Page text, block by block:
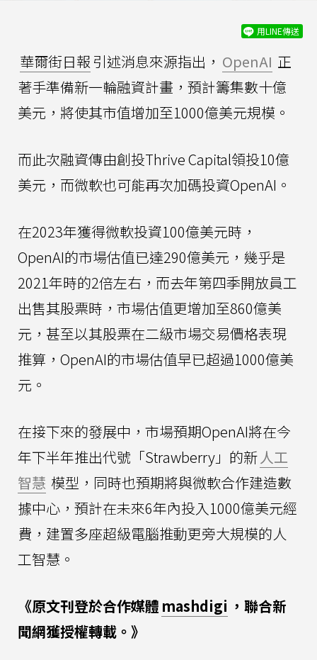
用LINE傳送
華爾街日報 引述消息來源指出， OpenAI 正
著手準備新一輪融資計畫，預計籌集數十億
美元，將使其市值增加至1000億美元規模。
而此次融資傳由創投Thrive Capital領投10億
美元，而微軟也可能再次加碼投資OpenAI。
在2023年獲得微軟投資100億美元時，
OpenAI的市場估值已達290億美元，幾乎是
2021年時的2倍左右，而去年第四季開放員工
出售其股票時，市場估值更增加至860億美
元，甚至以其股票在二級市場交易價格表現
推算，OpenAI的市場估值早已超過1000億美
元。
在接下來的發展中，市場預期OpenAI將在今
年下半年推出代號「Strawberry」的新人工
智慧 模型，同時也預期將與微軟合作建造數
據中心，預計在未來6年內投入1000億美元經
費，建置多座超級電腦推動更旁大規模的人
工智慧。
《原文刊登於合作媒體 mashdigi ，聯合新
聞網獲授權轉載。》